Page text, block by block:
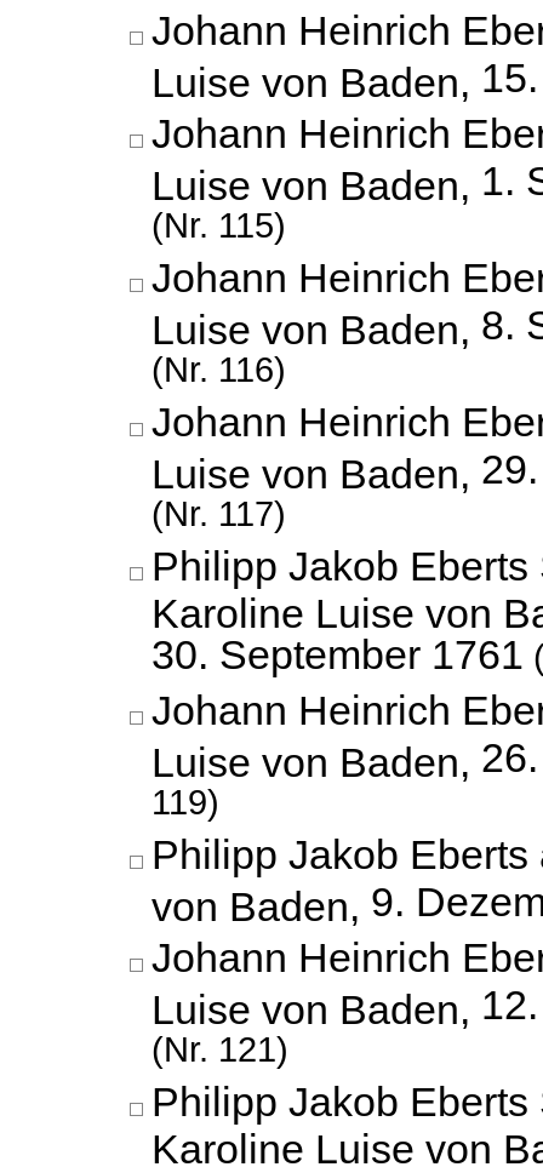
Johann Heinrich
Luise von Baden,
Johann Heinrich
Luise von Baden, 1.
(Nr. 115)
Johann Heinrich
Luise von Baden, 8.
(Nr. 116)
Johann Heinrich
Luise von Baden,
(Nr. 117)
Philipp Jakob Eberts
Karoline Luise von
30. September 1761
Johann Heinrich
Luise von Baden,
119)
Philipp Jakob
von Baden, 9.
Johann Heinrich
Luise von Baden,
(Nr. 121)
Philipp Jakob Eberts
Karoline Luise von